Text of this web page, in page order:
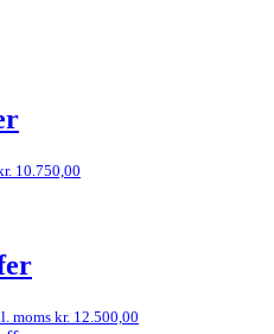
10.750,00
momskr. 12.500,00